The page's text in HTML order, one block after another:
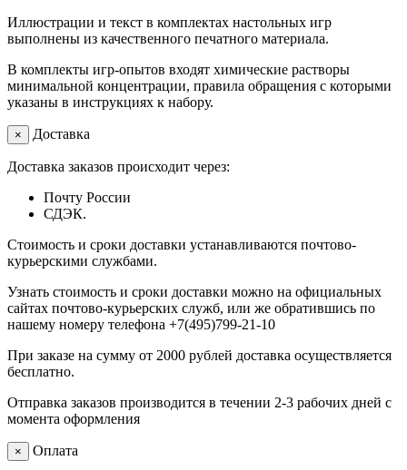
Иллюстрации и текст в комплектах настольных игр
выполнены из качественного печатного материала.
В комплекты игр-опытов входят химические растворы
минимальной концентрации, правила обращения с которыми
указаны в инструкциях к набору.
× Доставка
Доставка заказов происходит через:
Почту России
СДЭК.
Стоимость и сроки доставки устанавливаются почтово-
курьерскими службами.
Узнать стоимость и сроки доставки можно на официальных
сайтах почтово-курьерских служб, или же обратившись по
нашему номеру телефона +7(495)799-21-10
При заказе на сумму от 2000 рублей доставка осуществляется
бесплатно.
Отправка заказов производится в течении 2-3 рабочих дней с
момента оформления
× Оплата